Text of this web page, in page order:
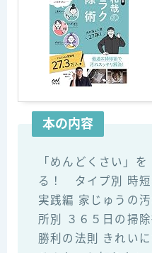
本の内容
「めんどくさい」
る！ タイプ別 時短
実践編 家じゅうの
所別 ３６５日の掃除
勝利の法則 きれい